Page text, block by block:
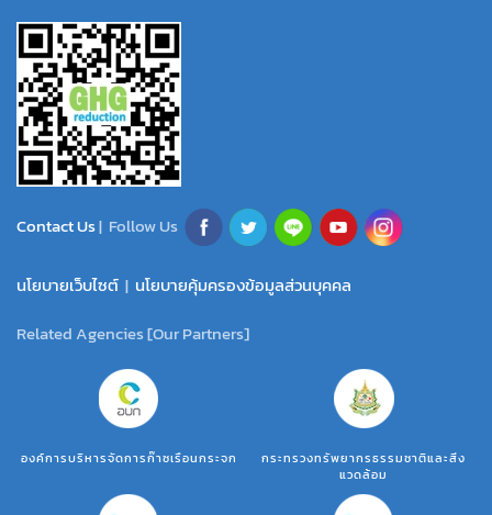
Contact Us| Follow Us
นโยบายเว็บไซต์ | นโยบายคุ้มครองข้อมูลส่วนบุคคล
Related Agencies [Our Partners]
องค์การบริหารจัดการก๊าซเรือนกระจก
กระทรวงทรัพยากรธรรมชาติและสิ่ง
แวดล้อม